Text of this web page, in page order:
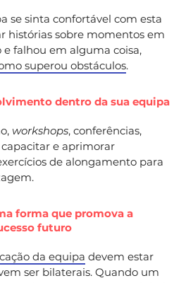
se sinta confortável com esta
histórias sobre momentos em
e falhou em alguma coisa,
superou obstáculos.
dentro da sua equipa
workshops, conferências,
e aprimorar
de alongamento para
forma que promova a
futuro
da equipa devem estar
ser bilaterais. Quando um